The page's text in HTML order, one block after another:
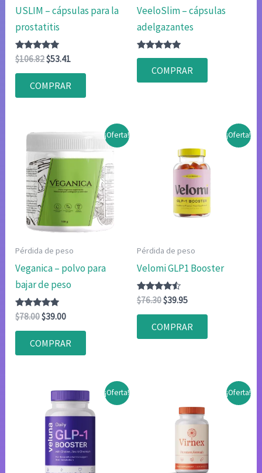
USLIM – cápsulas para la
prostatitis
Valorado
con
4.83
de 5
$106.82El
original
era:
$53.41
es:
COMPRAR
VeeloSlim – cápsulas
adelgazantes
Valorado
4.75
de 5
COMPRAR
¡Oferta!
Pérdida de peso
Veganica – polvo para
bajar de peso
Valorado
con
4.75
de 5
$78.00El
original
era:
$39.00El
actual
es:
COMPRAR
¡Oferta!
Pérdida de peso
Velomi GLP1 Booster
Valorado
con
4.33
$76.30El
original
era:
$39.95El
actual
es:
COMPRAR
¡Oferta! ¡Oferta!